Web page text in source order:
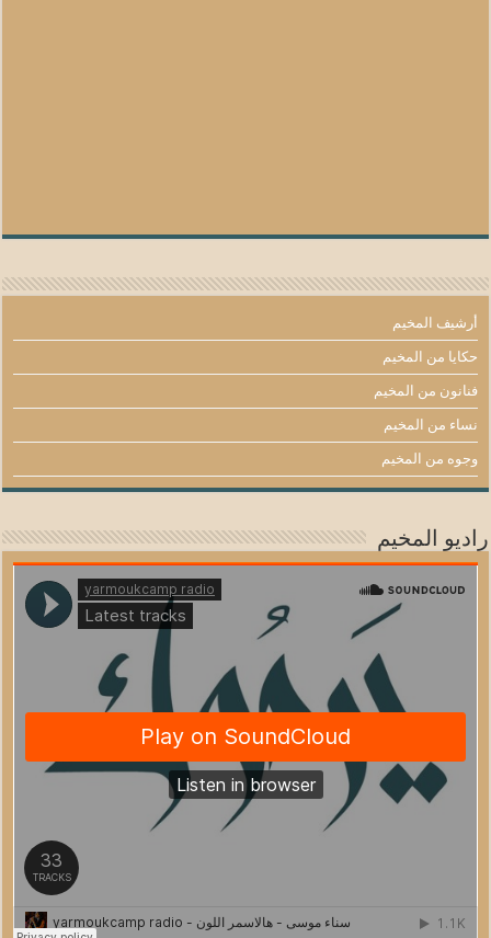
أرشيف المخيم
حكايا من المخيم
فنانون من المخيم
نساء من المخيم
وجوه من المخيم
راديو المخيم